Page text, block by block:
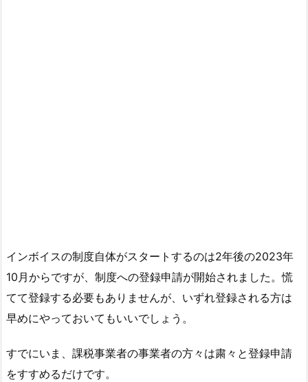
インボイスの制度自体がスタートするのは2年後の2023年
10月からですが、制度への登録申請が開始されました。慌
てて登録する必要もありませんが、いずれ登録される方は
早めにやっておいてもいいでしょう。
すでにいま、課税事業者の事業者の方々は粛々と登録申請
をすすめるだけです。